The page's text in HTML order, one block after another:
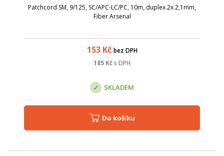
Patchcord SM, 9/125, SC/APC-LC/PC, 10m, duplex 2x 2,1mm,
Fiber Arsenal
153Kč bez DPH
185 Kčs DPH
SKLADEM
Do košíku